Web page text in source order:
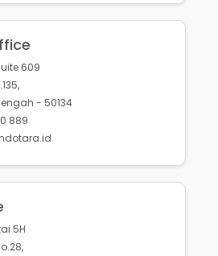
609
- 50134
889
5H